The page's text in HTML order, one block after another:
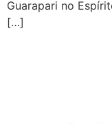
Guarapari no
[…]